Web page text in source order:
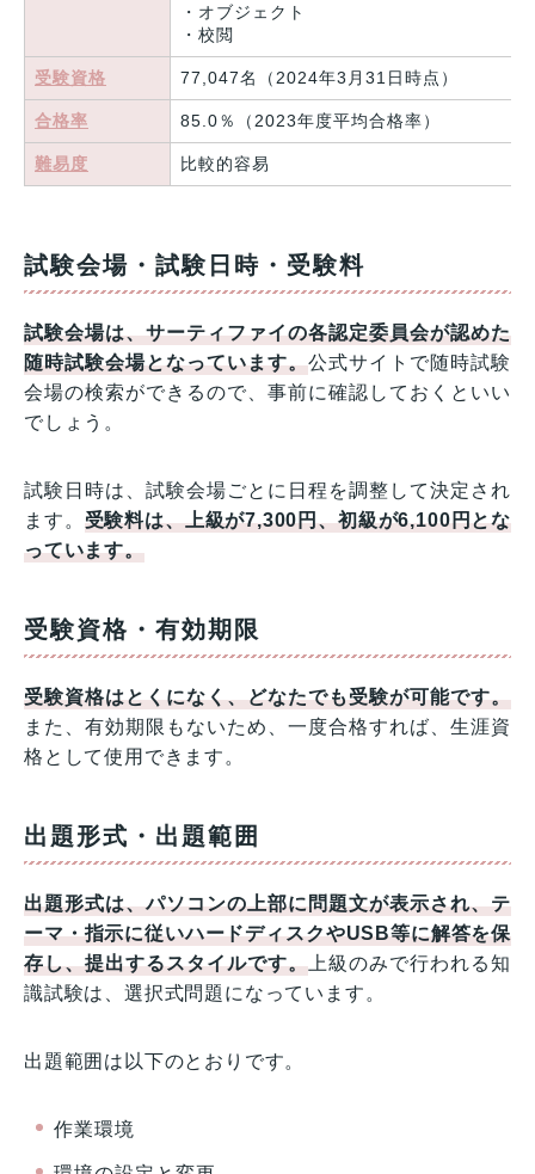
・オブジェクト
・校閲
受験資格 77,047名（2024年3月31日時点）
合格率 85.0％（2023年度平均合格率）
難易度 比較的容易
試験会場・試験日時・受験料
試験会場は、サーティファイの各認定委員会が認めた
随時試験会場となっています。公式サイトで随時試験
会場の検索ができるので、事前に確認しておくといい
でしょう。
試験日時は、試験会場ごとに日程を調整して決定され
ます。 受験料は、上級が7,300円、初級が6,100円とな
っています。
受験資格・有効期限
受験資格はとくになく、どなたでも受験が可能です。
また、有効期限もないため、一度合格すれば、生涯資
格として使用できます。
出題形式・出題範囲
出題形式は、パソコンの上部に問題文が表示され、テ
ーマ・指示に従いハードディスクやUSB等に解答を保
存し、提出するスタイルです。 上級のみで行われる知
識試験は、選択式問題になっています。
出題範囲は以下のとおりです。
作業環境